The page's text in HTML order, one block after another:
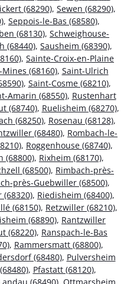
(68290), Sewen (68290),
, Seppois-le-Bas (68580),
(68130), Schweighouse-
(68440), Sausheim (68390),
, Sainte-Croix-en-Plaine
(68160), Saint-Ulrich
, Saint-Cosme (68210),
Amarin (68550), Rustenhart
(68740), Ruelisheim (68270),
(68250), Rosenau (68128),
(68480), Rombach-le-
, Roggenhouse (68740),
(68800), Rixheim (68170),
(68500), Rimbach-près-
près-Guebwiller (68500),
(68320), Riedisheim (68400),
(68150), Retzwiller (68210),
(68890), Rantzwiller
(68220), Ranspach-le-Bas
, Rammersmatt (68800),
(68480), Pulversheim
, Pfastatt (68120),